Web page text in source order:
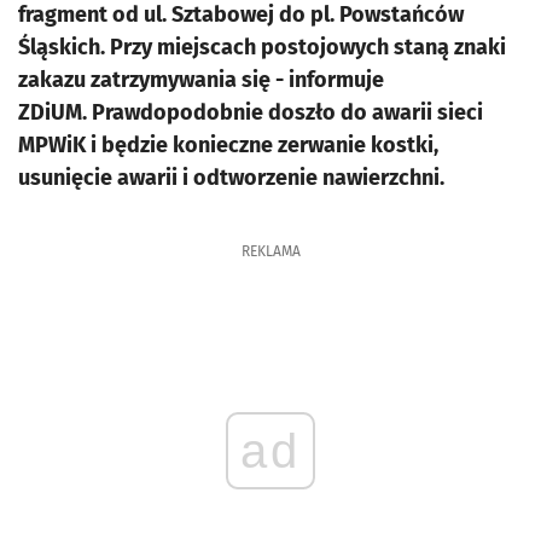
fragment od ul. Sztabowej do pl. Powstańców
Śląskich. Przy miejscach postojowych staną znaki
zakazu zatrzymywania się - informuje
ZDiUM. Prawdopodobnie doszło do awarii sieci
MPWiK i będzie konieczne zerwanie kostki,
usunięcie awarii i odtworzenie nawierzchni.
REKLAMA
ad